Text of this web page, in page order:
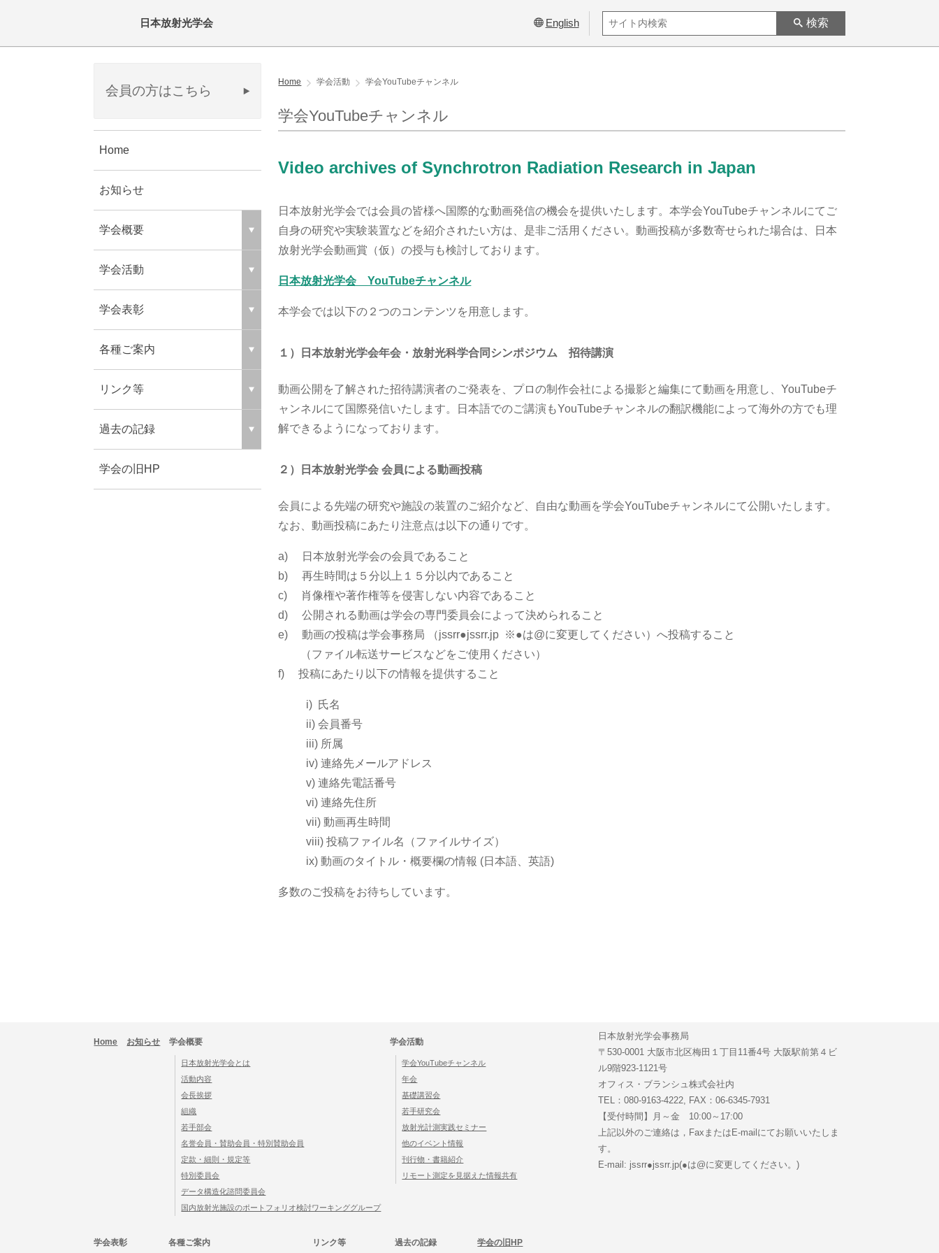
日本放射光学会 English 検索
会員の方はこちら
Home
お知らせ
学会概要
学会活動
学会表彰
各種ご案内
リンク等
過去の記録
学会の旧HP
Home 学会活動 学会YouTubeチャンネル
学会YouTubeチャンネル
Video archives of Synchrotron Radiation Research in Japan
日本放射光学会では会員の皆様へ国際的な動画発信の機会を提供いたします。本学会YouTubeチャンネルにてご
自身の研究や実験装置などを紹介されたい方は、是非ご活用ください。動画投稿が多数寄せられた場合は、日本
放射光学会動画賞（仮）の授与も検討しております。
日本放射光学会 YouTubeチャンネル
本学会では以下の２つのコンテンツを用意します。
１）日本放射光学会年会・放射光科学合同シンポジウム 招待講演
動画公開を了解された招待講演者のご発表を、プロの制作会社による撮影と編集にて動画を用意し、YouTubeチ
ャンネルにて国際発信いたします。日本語でのご講演もYouTubeチャンネルの翻訳機能によって海外の方でも理
解できるようになっております。
２）日本放射光学会 会員による動画投稿
会員による先端の研究や施設の装置のご紹介など、自由な動画を学会YouTubeチャンネルにて公開いたします。
なお、動画投稿にあたり注意点は以下の通りです。
a) 日本放射光学会の会員であること
b) 再生時間は５分以上１５分以内であること
c) 肖像権や著作権等を侵害しない内容であること
d) 公開される動画は学会の専門委員会によって決められること
e) 動画の投稿は学会事務局 （jssrr●jssrr.jp ※●は@に変更してください）へ投稿すること
（ファイル転送サービスなどをご使用ください）
f) 投稿にあたり以下の情報を提供すること
i) 氏名
ii) 会員番号
iii) 所属
iv) 連絡先メールアドレス
v) 連絡先電話番号
vi) 連絡先住所
vii) 動画再生時間
viii) 投稿ファイル名（ファイルサイズ）
ix) 動画のタイトル・概要欄の情報 (日本語、英語)
多数のご投稿をお待ちしています。
Home お知らせ 学会概要
日本放射光学会とは
活動内容
会長挨拶
組織
若手部会
名誉会員・賛助会員・特別賛助会員
定款・細則・規定等
特別委員会
データ構造化諮問委員会
国内放射光施設のポートフォリオ検討ワーキンググループ
学会活動
学会YouTubeチャンネル
年会
基礎講習会
若手研究会
放射光計測実践セミナー
他のイベント情報
刊行物・書籍紹介
リモート測定を見据えた情報共有
学会表彰 各種ご案内 リンク等 過去の記録 学会の旧HP
日本放射光学会事務局
〒530-0001 大阪市北区梅田１丁目11番4号 大阪駅前第４ビ
ル9階923-1121号
オフィス・ブランシュ株式会社内
TEL：080-9163-4222, FAX：06-6345-7931
【受付時間】月～金 10:00～17:00
上記以外のご連絡は，FaxまたはE-mailにてお願いいたしま
す。
E-mail: jssrr●jssrr.jp(●は@に変更してください。)